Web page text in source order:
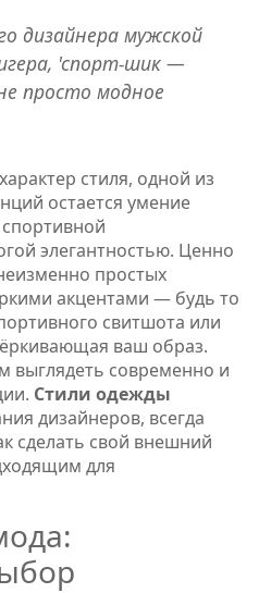
дизайнера мужской
'спорт-шик —
просто модное
стиля, одной из
остается умение
элегантностью. Ценно
простых
акцентами — будь то
свитшота или
ваш образ.
выглядеть современно и
Стили одежды
дизайнеров, всегда
сделать свой внешний
для